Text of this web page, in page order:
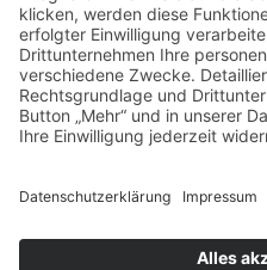
Fahrtenprogramm 2026
12.10.2025
Darstellung
Gebiets der
Neu: Historie der Güter